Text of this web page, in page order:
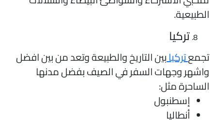
تركيا
تركيابين التاريخ والطبيعة وتعد من بين افضل
وجهات السفر في الصيف بفضل مدنها
مثل:
إسطنبول
أنطاليا